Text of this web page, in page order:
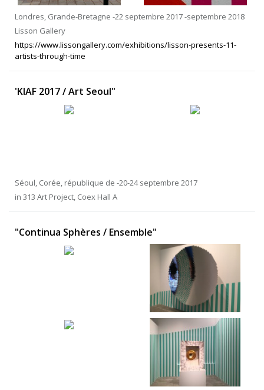
Londres, Grande-Bretagne -22 septembre 2017 -septembre 2018
Lisson Gallery
https://www.lissongallery.com/exhibitions/lisson-presents-11-
artists-through-time
'KIAF 2017 / Art Seoul"
Séoul, Corée, république de -20-24 septembre 2017
in 313 Art Project, Coex Hall A
"Continua Sphères / Ensemble"